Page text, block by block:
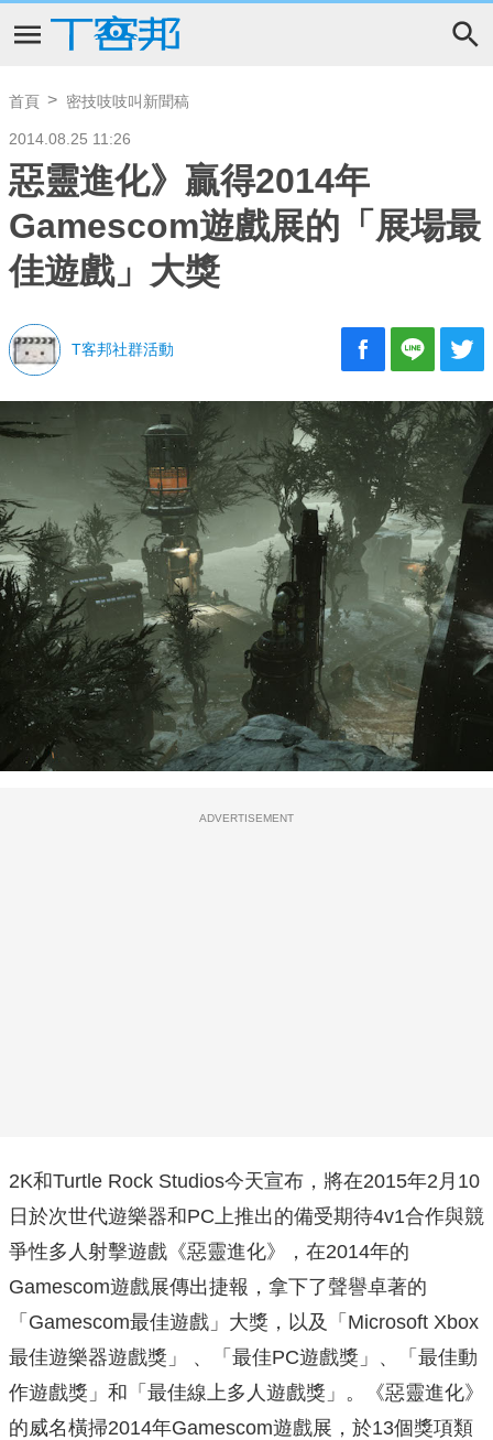
首頁 密技吱吱叫新聞稿
2014.08.25 11:26
惡靈進化》贏得2014年
Gamescom遊戲展的「展場最
佳遊戲」大獎
T客邦社群活動
ADVERTISEMENT
2K和Turtle Rock Studios今天宣布，將在2015年2月10
日於次世代遊樂器和PC上推出的備受期待4v1合作與競
爭性多人射擊遊戲《惡靈進化》，在2014年的
Gamescom遊戲展傳出捷報，拿下了聲譽卓著的
「Gamescom最佳遊戲」大獎，以及「Microsoft Xbox
最佳遊樂器遊戲獎」 、「最佳PC遊戲獎」、「最佳動
作遊戲獎」和「最佳線上多人遊戲獎」。《惡靈進化》
的威名橫掃2014年Gamescom遊戲展，於13個獎項類